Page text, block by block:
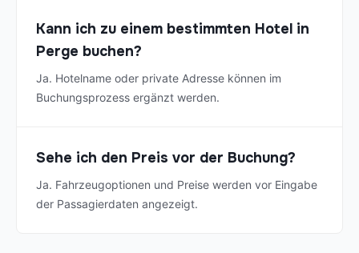
Kann ich zu einem bestimmten Hotel in
Perge buchen?
Ja. Hotelname oder private Adresse können im
Buchungsprozess ergänzt werden.
Sehe ich den Preis vor der Buchung?
Ja. Fahrzeugoptionen und Preise werden vor Eingabe
der Passagierdaten angezeigt.